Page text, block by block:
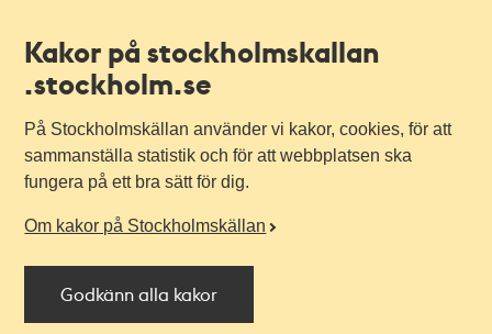
Kakor på stockholmskallan
.stockholm.se
På Stockholmskällan använder vi kakor, cookies, för att
sammanställa statistik och för att webbplatsen ska
fungera på ett bra sätt för dig.
Om kakor på Stockholmskällan
Godkänn alla kakor